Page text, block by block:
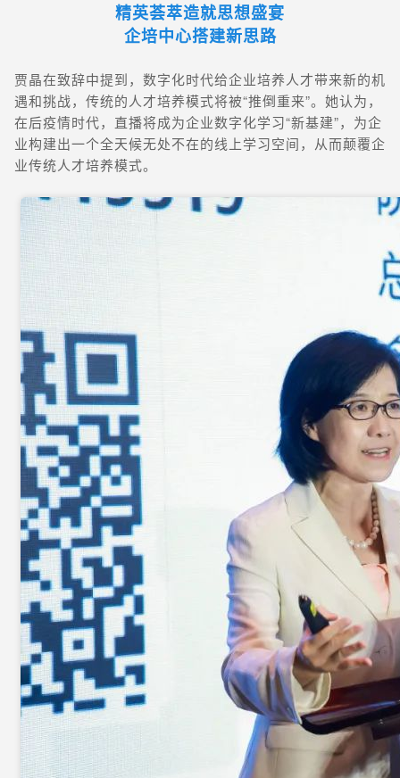
精英荟萃造就思想盛宴
企培中心搭建新思路
贾晶在致辞中提到，数字化时代给企业培养人才带来新的机
遇和挑战，传统的人才培养模式将被“推倒重来”。她认为，
在后疫情时代，直播将成为企业数字化学习“新基建”，为企
业构建出一个全天候无处不在的线上学习空间，从而颠覆企
业传统人才培养模式。